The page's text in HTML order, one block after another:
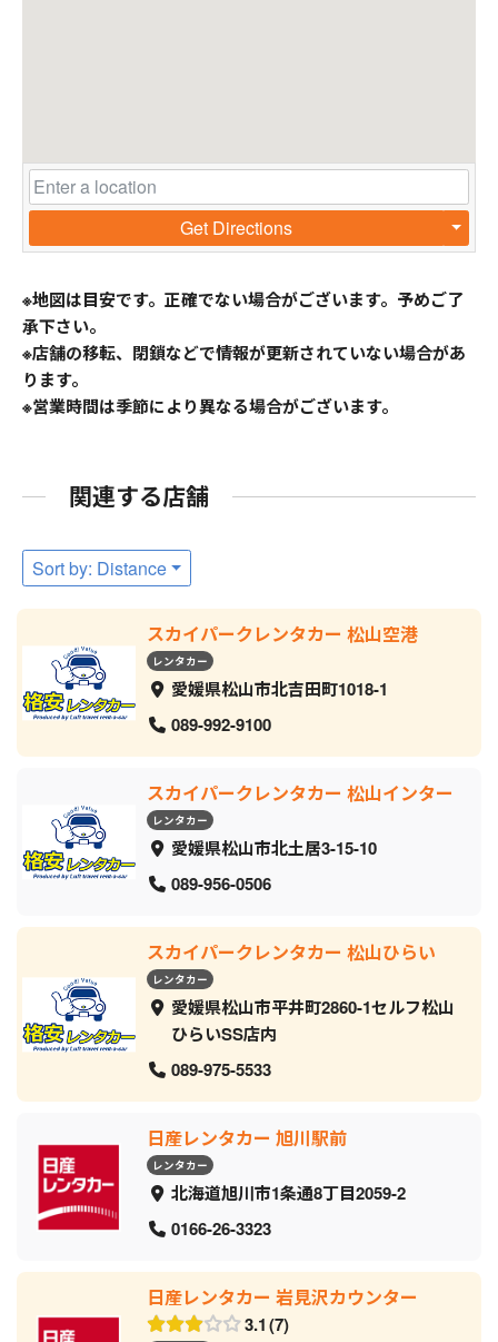
Get Directions
※地図は目安です。正確でない場合がございます。予めご了
承下さい。
※店舗の移転、閉鎖などで情報が更新されていない場合があ
ります。
※営業時間は季節により異なる場合がございます。
関連する店舗
Sort by: Distance
スカイパークレンタカー 松山空港
レンタカー
愛媛県松山市北吉田町1018-1
089-992-9100
スカイパークレンタカー 松山インター
レンタカー
愛媛県松山市北土居3-15-10
089-956-0506
スカイパークレンタカー 松山ひらい
レンタカー
愛媛県松山市平井町2860-1セルフ松山
ひらいSS店内
089-975-5533
日産レンタカー 旭川駅前
レンタカー
北海道旭川市1条通8丁目2059‐2
0166-26-3323
日産レンタカー 岩見沢カウンター
3.1 7